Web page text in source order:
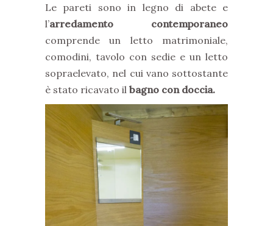
Le pareti sono in legno di abete e
l’arredamento contemporaneo
comprende un letto matrimoniale,
comodini, tavolo con sedie e un letto
sopraelevato, nel cui vano sottostante
è stato ricavato il bagno con doccia.